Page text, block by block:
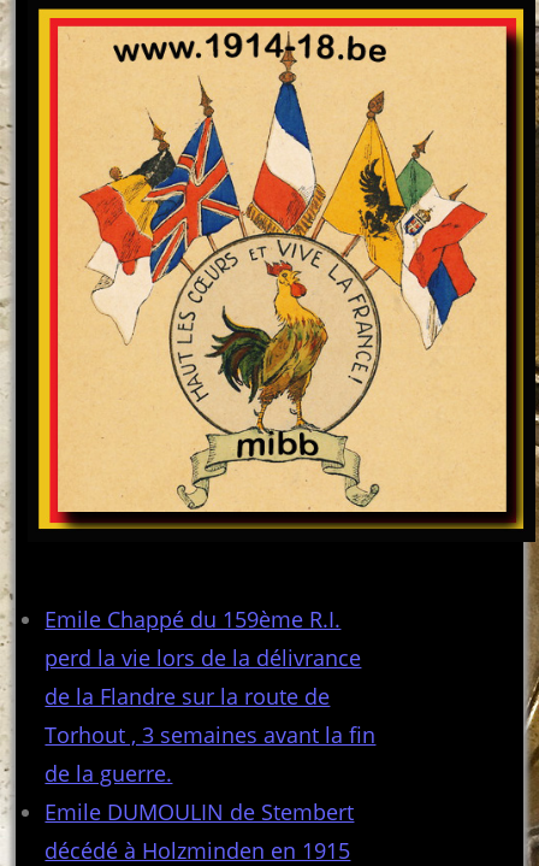
Emile Chappé du 159ème R.I.
perd la vie lors de la délivrance
de la Flandre sur la route de
Torhout , 3 semaines avant la fin
de la guerre.
Emile DUMOULIN de Stembert
décédé à Holzminden en 1915